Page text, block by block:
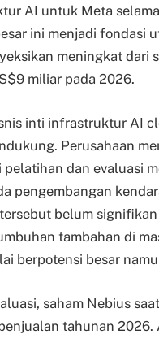
AI untuk Meta
ini menjadi fondasi
meningkat dari
miliar pada 2026.
inti infrastruktur AI
Perusahaan
pelatihan dan evaluasi
pengembangan
belum
tambahan di
berpotensi besar
saham Nebius
tahunan